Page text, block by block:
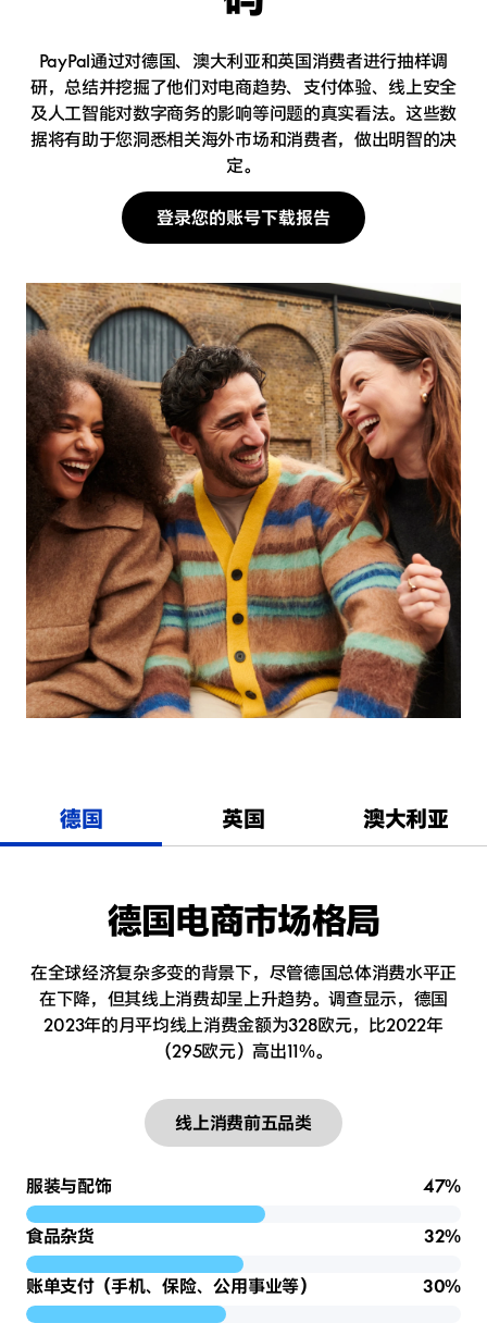
PayPal通过对德国、澳大利亚和英国消费者进行抽样调
研，总结并挖掘了他们对电商趋势、支付体验、线上安全
及人工智能对数字商务的影响等问题的真实看法。这些数
据将有助于您洞悉相关海外市场和消费者，做出明智的决
定。
登录您的账号下载报告
德国 英国 澳大利亚
德国电商市场格局
在全球经济复杂多变的背景下，尽管德国总体消费水平正
在下降，但其线上消费却呈上升趋势。调查显示，德国
2023年的月平均线上消费金额为328欧元，比2022年
（295欧元）高出11%。
线上消费前五品类
服装与配饰 47%
食品杂货 32%
账单支付（手机、保险、公用事业等） 30%